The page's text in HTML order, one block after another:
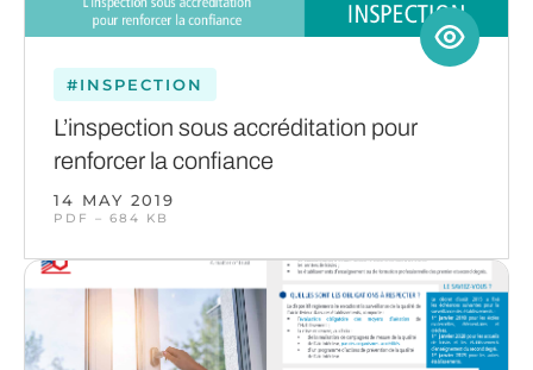
#INSPECTION
L’inspection sous accréditation pour
renforcer la confiance
14 MAY 2019
PDF – 684 KB